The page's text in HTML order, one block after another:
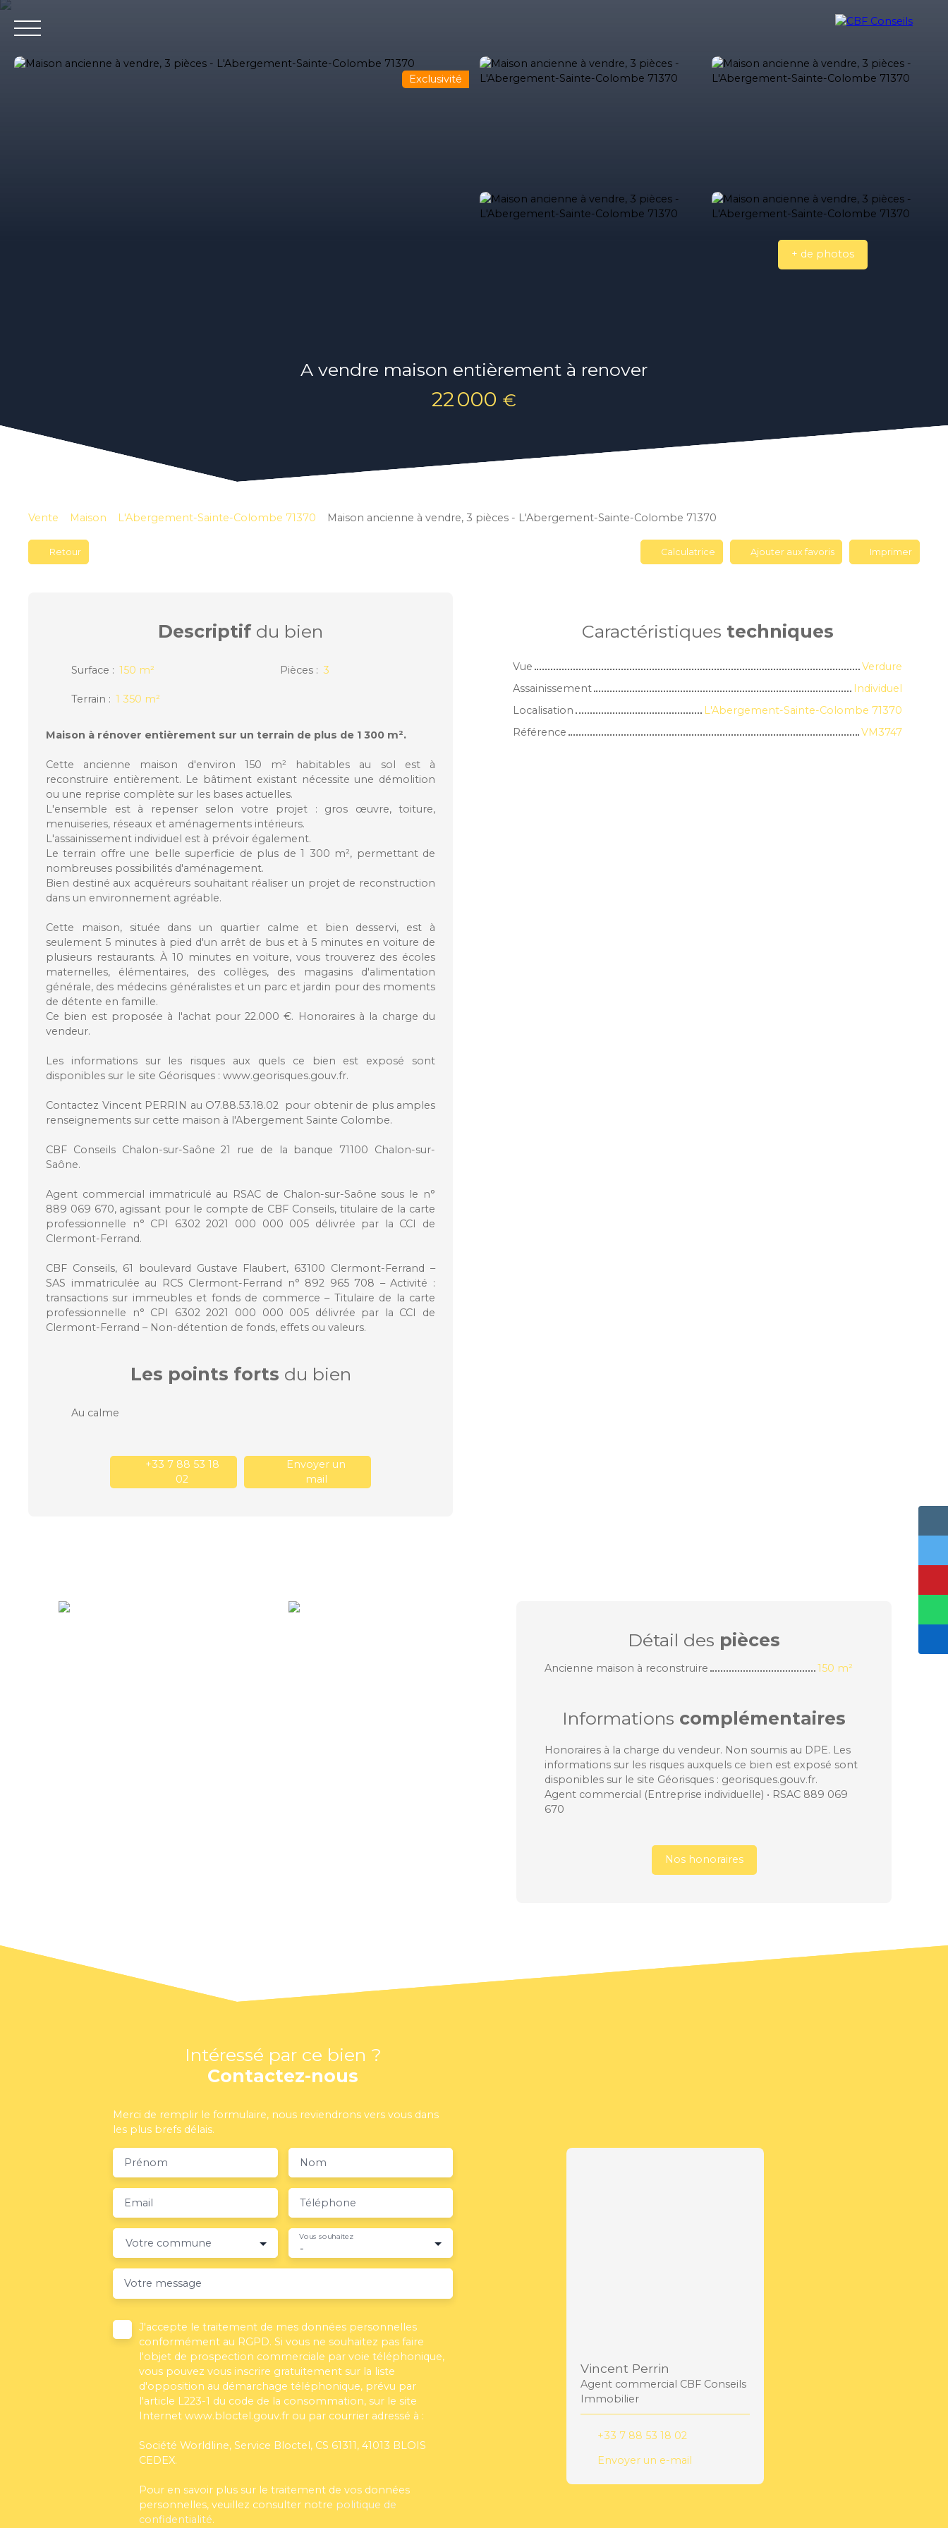
Exclusivité
+ de photos
A vendre maison entièrement à renover
22 000 €
Vente Maison L'Abergement-Sainte-Colombe 71370 Maison ancienne à vendre, 3 pièces - L'Abergement-Sainte-Colombe 71370
Retour Calculatrice Ajouter aux favoris Imprimer
Descriptifdu bien
Surface : 150 m² Pièces : 3
Terrain : 1 350 m²
Maison à rénover entièrement sur un terrain de plus de 1 300 m².
Cette ancienne maison d'environ 150 m² habitables au sol est à
reconstruire entièrement. Le bâtiment existant nécessite une démolition
ou une reprise complète sur les bases actuelles.
L'ensemble est à repenser selon votre projet : gros œuvre, toiture,
menuiseries, réseaux et aménagements intérieurs.
L'assainissement individuel est à prévoir également.
Le terrain offre une belle superficie de plus de 1 300 m², permettant de
nombreuses possibilités d'aménagement.
Bien destiné aux acquéreurs souhaitant réaliser un projet de reconstruction
dans un environnement agréable.
Cette maison, située dans un quartier calme et bien desservi, est à
seulement 5 minutes à pied d'un arrêt de bus et à 5 minutes en voiture de
plusieurs restaurants. À 10 minutes en voiture, vous trouverez des écoles
maternelles, élémentaires, des collèges, des magasins d'alimentation
générale, des médecins généralistes et un parc et jardin pour des moments
de détente en famille.
Ce bien est proposée à l'achat pour 22.000 €. Honoraires à la charge du
vendeur.
Les informations sur les risques aux quels ce bien est exposé sont
disponibles sur le site Géorisques : www.georisques.gouv.fr.
Contactez Vincent PERRIN au O7.88.53.18.02 pour obtenir de plus amples
renseignements sur cette maison à l'Abergement Sainte Colombe.
CBF Conseils Chalon-sur-Saône 21 rue de la banque 71100 Chalon-sur-
Saône.
Agent commercial immatriculé au RSAC de Chalon-sur-Saône sous le n°
889 069 670, agissant pour le compte de CBF Conseils, titulaire de la carte
professionnelle n° CPI 6302 2021 000 000 005 délivrée par la CCI de
Clermont-Ferrand.
CBF Conseils, 61 boulevard Gustave Flaubert, 63100 Clermont-Ferrand –
SAS immatriculée au RCS Clermont-Ferrand n° 892 965 708 – Activité :
transactions sur immeubles et fonds de commerce – Titulaire de la carte
professionnelle n° CPI 6302 2021 000 000 005 délivrée par la CCI de
Clermont-Ferrand – Non-détention de fonds, effets ou valeurs.
Les points forts du bien
Au calme
+33 7 88 53 18
02
Envoyer un
mail
Caractéristiques techniques
Vue
Verdure
Assainissement
Individuel
Localisation
L'Abergement-Sainte-Colombe 71370
Référence
VM3747
Détail des pièces
Ancienne maison à reconstruire 150 m²
Informations complémentaires
Honoraires à la charge du vendeur. Non soumis au DPE. Les
informations sur les risques auxquels ce bien est exposé sont
disponibles sur le site Géorisques : georisques.gouv.fr.
Agent commercial (Entreprise individuelle) • RSAC 889 069
670
Nos honoraires
Intéressé par ce bien ?
Contactez-nous
Merci de remplir le formulaire, nous reviendrons vers vous dans
les plus brefs délais.
Prénom Nom
Email Téléphone
Votre commune -
Vous souhaitez
Votre message
J'accepte le traitement de mes données personnelles
conformément au RGPD. Si vous ne souhaitez pas faire
l'objet de prospection commerciale par voie téléphonique,
vous pouvez vous inscrire gratuitement sur la liste
d'opposition au démarchage téléphonique, prévu par
l'article L223-1 du code de la consommation, sur le site
Internet www.bloctel.gouv.fr ou par courrier adressé à :
Société Worldline, Service Bloctel, CS 61311, 41013 BLOIS
CEDEX.
Pour en savoir plus sur le traitement de vos données
personnelles, veuillez consulter notre politique de
confidentialité.
Vincent Perrin
Agent commercial CBF Conseils
Immobilier
+33 7 88 53 18 02
Envoyer un e-mail